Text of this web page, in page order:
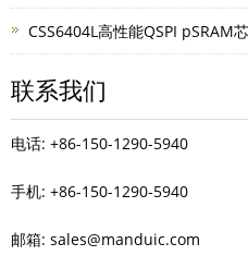
CSS6404L高性能QSPI pSRAM
联系我们
电话: +86-150-1290-5940
手机: +86-150-1290-5940
邮箱: sales@manduic.com